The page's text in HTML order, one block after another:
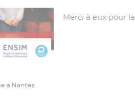
Merci à eux pour